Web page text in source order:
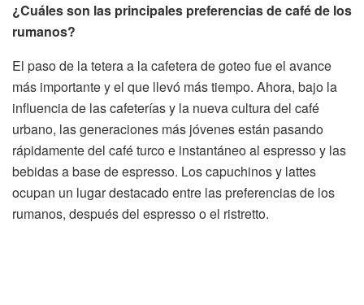
¿Cuáles son las principales preferencias de café de los
rumanos?
El paso de la tetera a la cafetera de goteo fue el avance
más importante y el que llevó más tiempo. Ahora, bajo la
influencia de las cafeterías y la nueva cultura del café
urbano, las generaciones más jóvenes están pasando
rápidamente del café turco e instantáneo al espresso y las
bebidas a base de espresso. Los capuchinos y lattes
ocupan un lugar destacado entre las preferencias de los
rumanos, después del espresso o el ristretto.